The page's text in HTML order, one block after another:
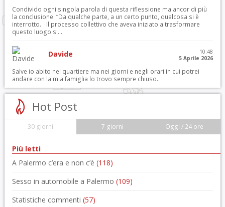
Condivido ogni singola parola di questa riflessione ma ancor di più
la conclusione: “Da qualche parte, a un certo punto, qualcosa si è
interrotto. Il processo collettivo che aveva iniziato a trasformare
questo luogo si...
Davide
10:48
5 Aprile 2026
Salve io abito nel quartiere ma nei giorni e negli orari in cui potrei
andare con la mia famiglia lo trovo sempre chiuso..
Hot Post
30 giorni 7 giorni Oggi / 24 ore
Più letti
A Palermo c’era e non c’è (118)
Sesso in automobile a Palermo (109)
Statistiche commenti (57)